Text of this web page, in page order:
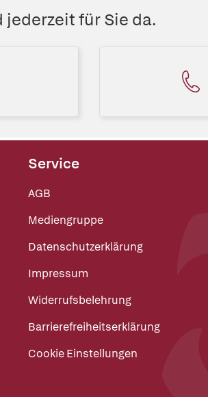
jederzeit für Sie da.
Service
AGB
Mediengruppe
Datenschutzerklärung
Impressum
Widerrufsbelehrung
Barrierefreiheitserklärung
Cookie Einstellungen